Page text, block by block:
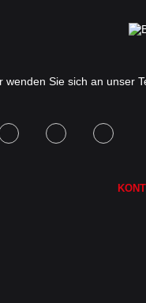
Sie sich an unser